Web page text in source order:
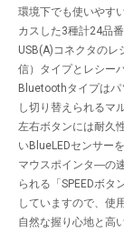
環境下でも使いやす
カスした3種計24品
USB(A)コネクタのレ
信）タイプとレシー
Bluetoothタイプは
し切り替えられるマ
左右ボタンには耐久
いBlueLEDセンサー
マウスポインタ―の
られる「SPEEDボ
していますので、使
自然な握り心地と高